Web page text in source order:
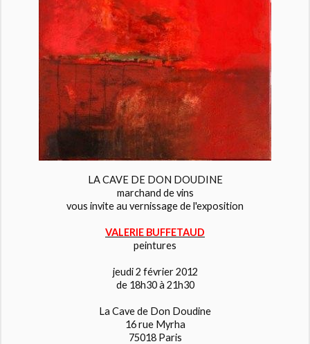
LA CAVE DE DON DOUDINE
marchand de vins
vous invite au vernissage de l'exposition
VALERIE BUFFETAUD
peintures
jeudi 2 février 2012
de 18h30 à 21h30
La Cave de Don Doudine
16 rue Myrha
75018 Paris